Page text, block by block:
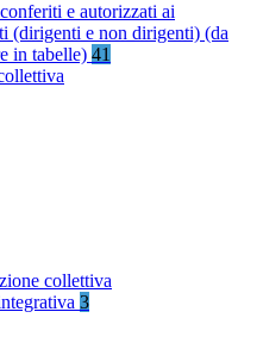
e autorizzati ai
(dirigenti e non dirigenti) (da
in tabelle) 41
collettiva
3